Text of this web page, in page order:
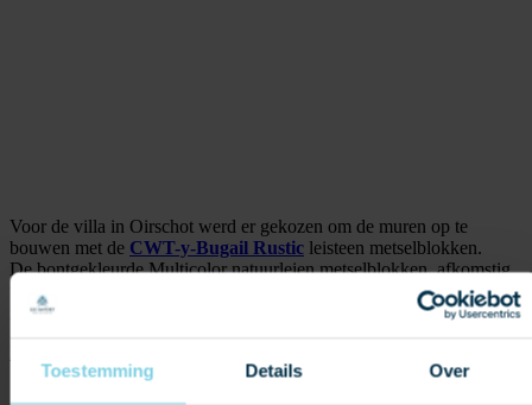
Toestemming Details Over
Voor de villa in Oirschot werd er gekozen om de muren op te
bouwen met de CWT-y-Bugail Rustic leisteen metselblokken.
De bontgekleurde Multicolor natuurleien metselblokken, afkomstig
uit het noorden van Wales, zijn uitermate geschikt voor
gevelbekleding.